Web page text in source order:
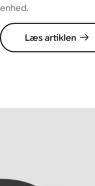
enhed.
Læs artiklen